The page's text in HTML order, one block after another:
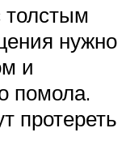
толстым
нужно
и
помола.
протереть